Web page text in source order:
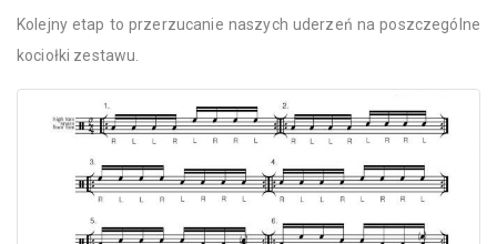
Kolejny etap to przerzucanie naszych uderzeń na poszczególne
kociołki zestawu.